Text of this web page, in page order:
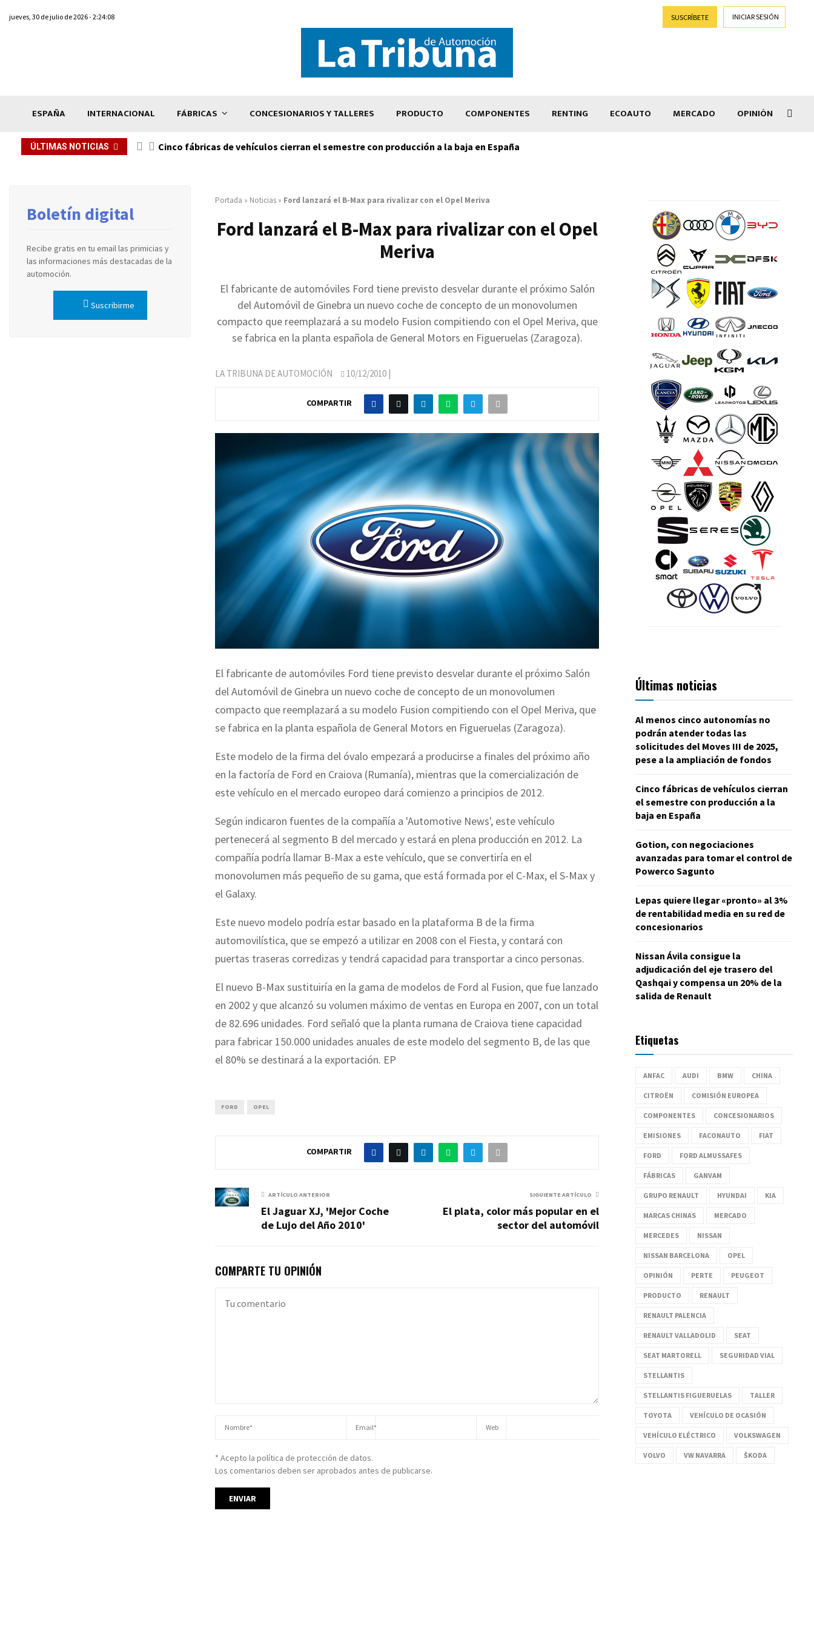
jueves, 30 de julio de 2026 - 2:24:08 SUSCRÍBETE INICIAR SESIÓN
ESPAÑA INTERNACIONAL FÁBRICAS CONCESIONARIOS Y TALLERES PRODUCTO COMPONENTES RENTING ECOAUTO MERCADO OPINIÓN
ÚLTIMAS NOTICIAS Cinco fábricas de vehículos cierran el semestre con producción a la baja en España
Portada » Noticias » Ford lanzará el B-Max para rivalizar con el Opel Meriva
Ford lanzará el B-Max para rivalizar con el Opel
Meriva
El fabricante de automóviles Ford tiene previsto desvelar durante el próximo Salón
del Automóvil de Ginebra un nuevo coche de concepto de un monovolumen
compacto que reemplazará a su modelo Fusion compitiendo con el Opel Meriva, que
se fabrica en la planta española de General Motors en Figueruelas (Zaragoza).
LA TRIBUNA DE AUTOMOCIÓN 10/12/2010 |
COMPARTIR
El fabricante de automóviles Ford tiene previsto desvelar durante el próximo Salón
del Automóvil de Ginebra un nuevo coche de concepto de un monovolumen
compacto que reemplazará a su modelo Fusion compitiendo con el Opel Meriva, que
se fabrica en la planta española de General Motors en Figueruelas (Zaragoza).
Este modelo de la firma del óvalo empezará a producirse a finales del próximo año
en la factoría de Ford en Craiova (Rumanía), mientras que la comercialización de
este vehículo en el mercado europeo dará comienzo a principios de 2012.
Según indicaron fuentes de la compañía a 'Automotive News', este vehículo
pertenecerá al segmento B del mercado y estará en plena producción en 2012. La
compañía podría llamar B-Max a este vehículo, que se convertiría en el
monovolumen más pequeño de su gama, que está formada por el C-Max, el S-Max y
el Galaxy.
Este nuevo modelo podría estar basado en la plataforma B de la firma
automovilística, que se empezó a utilizar en 2008 con el Fiesta, y contará con
puertas traseras corredizas y tendrá capacidad para transportar a cinco personas.
El nuevo B-Max sustituiría en la gama de modelos de Ford al Fusion, que fue lanzado
en 2002 y que alcanzó su volumen máximo de ventas en Europa en 2007, con un total
de 82.696 unidades. Ford señaló que la planta rumana de Craiova tiene capacidad
para fabricar 150.000 unidades anuales de este modelo del segmento B, de las que
el 80% se destinará a la exportación. EP
FORD OPEL
COMPARTIR
ARTÍCULO ANTERIOR
El Jaguar XJ, 'Mejor Coche
de Lujo del Año 2010'
SIGUIENTE ARTÍCULO
El plata, color más popular en el
sector del automóvil
COMPARTE TU OPINIÓN
* Acepto la política de protección de datos.
Los comentarios deben ser aprobados antes de publicarse.
Boletín digital
Recibe gratis en tu email las primicias y
las informaciones más destacadas de la
automoción.
Suscribirme
Últimas noticias
Al menos cinco autonomías no
podrán atender todas las
solicitudes del Moves III de 2025,
pese a la ampliación de fondos
Cinco fábricas de vehículos cierran
el semestre con producción a la
baja en España
Gotion, con negociaciones
avanzadas para tomar el control de
Powerco Sagunto
Lepas quiere llegar «pronto» al 3%
de rentabilidad media en su red de
concesionarios
Nissan Ávila consigue la
adjudicación del eje trasero del
Qashqai y compensa un 20% de la
salida de Renault
Etiquetas
ANFAC AUDI BMW CHINA
CITROËN COMISIÓN EUROPEA
COMPONENTES CONCESIONARIOS
EMISIONES FACONAUTO FIAT
FORD FORD ALMUSSAFES
FÁBRICAS GANVAM
GRUPO RENAULT HYUNDAI KIA
MARCAS CHINAS MERCADO
MERCEDES NISSAN
NISSAN BARCELONA OPEL
OPINIÓN PERTE PEUGEOT
PRODUCTO RENAULT
RENAULT PALENCIA
RENAULT VALLADOLID SEAT
SEAT MARTORELL SEGURIDAD VIAL
STELLANTIS
STELLANTIS FIGUERUELAS TALLER
TOYOTA VEHÍCULO DE OCASIÓN
VEHÍCULO ELÉCTRICO VOLKSWAGEN
VOLVO VW NAVARRA ŠKODA